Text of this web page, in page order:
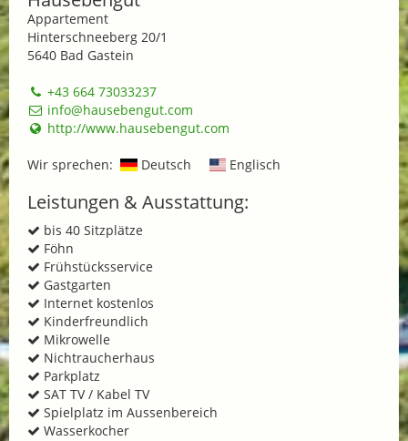
Appartement
Hinterschneeberg 20/1
5640 Bad Gastein
+43 664 73033237
info@hausebengut.com
http://www.hausebengut.com
Wir sprechen: Deutsch Englisch
Leistungen & Ausstattung:
bis 40 Sitzplätze
Föhn
Frühstücksservice
Gastgarten
Internet kostenlos
Kinderfreundlich
Mikrowelle
Nichtraucherhaus
Parkplatz
SAT TV / Kabel TV
Spielplatz im Aussenbereich
Wasserkocher